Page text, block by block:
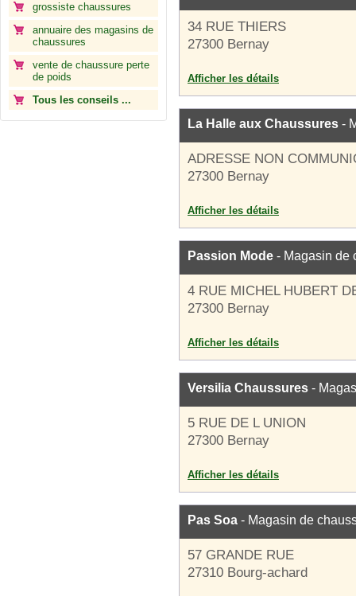
grossiste chaussures
annuaire des magasins de
chaussures
vente de chaussure perte
de poids
Tous les conseils ...
34 RUE THIERS
27300 Bernay
Afficher les détails
La Halle aux Chaussures -
ADRESSE NON
27300 Bernay
Afficher les détails
Passion Mode - Magasin de
4 RUE MICHEL HUBERT
27300 Bernay
Afficher les détails
Versilia Chaussures -
5 RUE DE L UNION
27300 Bernay
Afficher les détails
Pas Soa - Magasin de
57 GRANDE RUE
27310 Bourg-achard